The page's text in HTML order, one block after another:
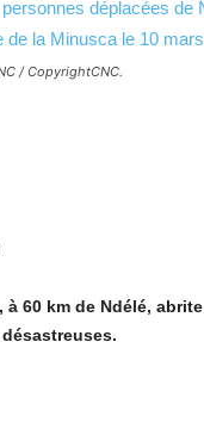
/ CopyrightCNC.
60 km de Ndélé,